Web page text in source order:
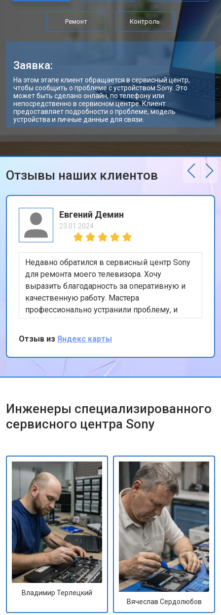
Ремонт цепи питания от 3500 ₽ Заказать
Замена USB порта от 2200 ₽ Заказать
Заказать
Заказать
Замена микрофона от 2600 ₽ Заказать
Замена оперативной памяти от 1100 ₽ Заказать
Ремонт Контроль
Заявка:
На этом этапе клиент обращается в сервисный центр,
чтобы сообщить о проблеме с устройством Sony. Это
может быть сделано онлайн, по телефону или
непосредственно в сервисном центре. Клиент
предоставляет подробности о проблеме, модель
устройства и личные данные для связи.
Отзывы наших клиентов
Евгений Демин
23.01.2024
Недавно обратился в сервисный центр Sony
для ремонта моего телевизора. Хочу
выразить благодарность за оперативную и
качественную работу. Мастера
профессионально устранили проблему, и
теперь мой телевизор работает безупречно.
Особенно порадовало, что ремонт был
выполнен в тот же день. Спасибо за вашу
работу!
Отзыв из Яндекс карты
Инженеры специализированного
сервисного центра Sony
Владимир Терлецкий
Вячеслав Сердолюбов